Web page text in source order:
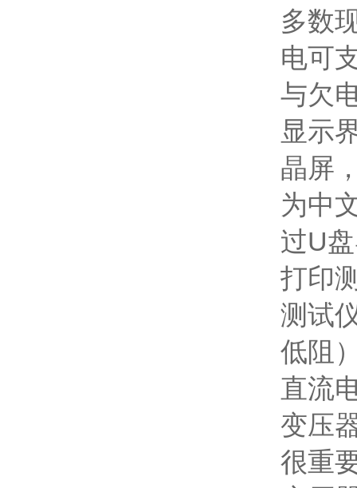
多数
电可
与欠
显示
晶屏
为中
过U
打印
测试
低阻
直流
变压
很重